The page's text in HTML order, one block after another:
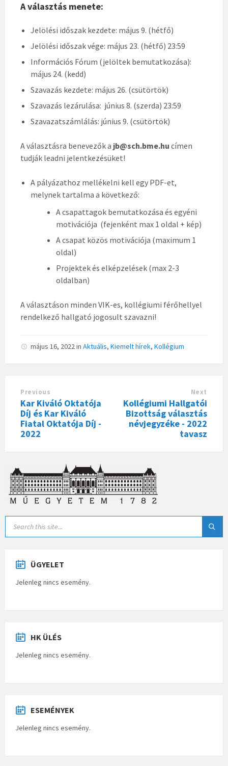
A választás menete:
Jelölési időszak kezdete: május 9. (hétfő)
Jelölési időszak vége: május 23. (hétfő) 23:59
Információs Fórum (jelöltek bemutatkozása):
május 24. (kedd)
Szavazás kezdete: május 26. (csütörtök)
Szavazás lezárulása: június 8. (szerda) 23:59
Szavazatszámlálás: június 9. (csütörtök)
A választásra benevezők a jb@sch.bme.hu címen
tudják leadni jelentkezésüket!
A pályázathoz mellékelni kell egy PDF-et,
melynek tartalma a következő:
A csapattagok bemutatkozása és egyéni
motivációja (fejenként max 1 oldal + kép)
A csapat közös motivációja (maximum 1
oldal)
Projektek és elképzelések (max 2-3
oldalban)
A választáson minden VIK-es, kollégiumi férőhellyel
rendelkező hallgató jogosult szavazni!
május 16, 2022in Aktuális, Kiemelt hírek, Kollégium
Previous
Kar Kiváló Oktatója
Díj és Kar Kiváló
Fiatal Oktatója Díj -
2022
Next
Kollégiumi Hallgatói
Bizottság választás
névjegyzéke - 2022
tavasz
ÜGYELET
Jelenleg nincs esemény.
HK ÜLÉS
Jelenleg nincs esemény.
ESEMÉNYEK
Jelenleg nincs esemény.